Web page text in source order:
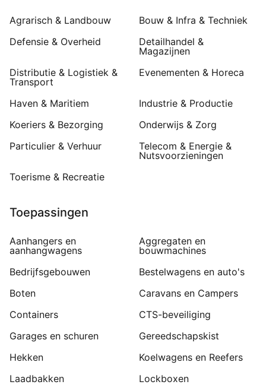
Agrarisch & Landbouw
Bouw & Infra & Techniek
Defensie & Overheid
Detailhandel &
Magazijnen
Distributie & Logistiek &
Transport
Evenementen & Horeca
Haven & Maritiem
Industrie & Productie
Koeriers & Bezorging
Onderwijs & Zorg
Particulier & Verhuur
Telecom & Energie &
Nutsvoorzieningen
Toerisme & Recreatie
Toepassingen
Aanhangers en
aanhangwagens
Aggregaten en
bouwmachines
Bedrijfsgebouwen
Bestelwagens en auto's
Boten
Caravans en Campers
Containers
CTS-beveiliging
Garages en schuren
Gereedschapskist
Hekken
Koelwagens en Reefers
Laadbakken
Lockboxen